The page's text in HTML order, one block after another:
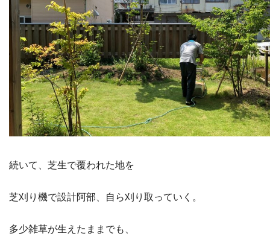
続いて、芝生で覆われた地を
芝刈り機で設計阿部、自ら刈り取っていく。
多少雑草が生えたままでも、